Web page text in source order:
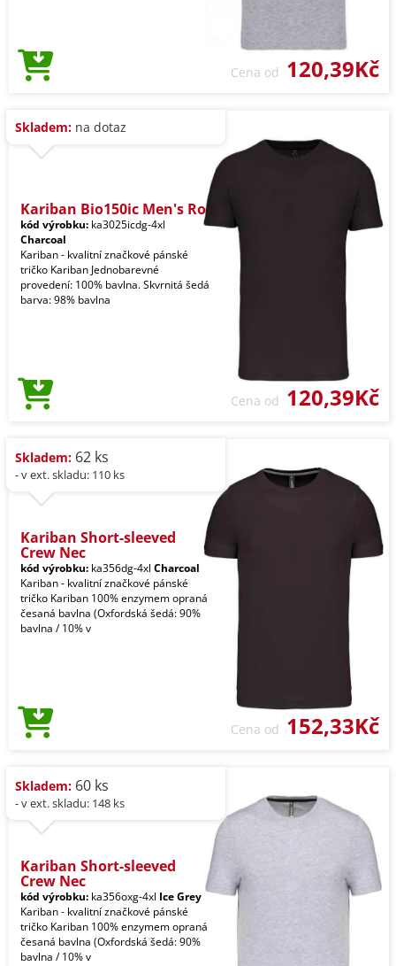
Cena od 120,39Kč
Skladem: na dotaz
Kariban Bio150ic Men's Ro
kód výrobku: ka3025icdg-4xl
Charcoal
Kariban - kvalitní značkové pánské
tričko Kariban Jednobarevné
provedení: 100% bavlna. Skvrnitá šedá
barva: 98% bavlna
Cena od 120,39Kč
Skladem: 62 ks
- v ext. skladu: 110 ks
Kariban Short-sleeved
Crew Nec
kód výrobku: ka356dg-4xl Charcoal
Kariban - kvalitní značkové pánské
tričko Kariban 100% enzymem opraná
česaná bavlna (Oxfordská šedá: 90%
bavlna / 10% v
Cena od 152,33Kč
Skladem: 60 ks
- v ext. skladu: 148 ks
Kariban Short-sleeved
Crew Nec
kód výrobku: ka356oxg-4xl Ice Grey
Kariban - kvalitní značkové pánské
tričko Kariban 100% enzymem opraná
česaná bavlna (Oxfordská šedá: 90%
bavlna / 10% v